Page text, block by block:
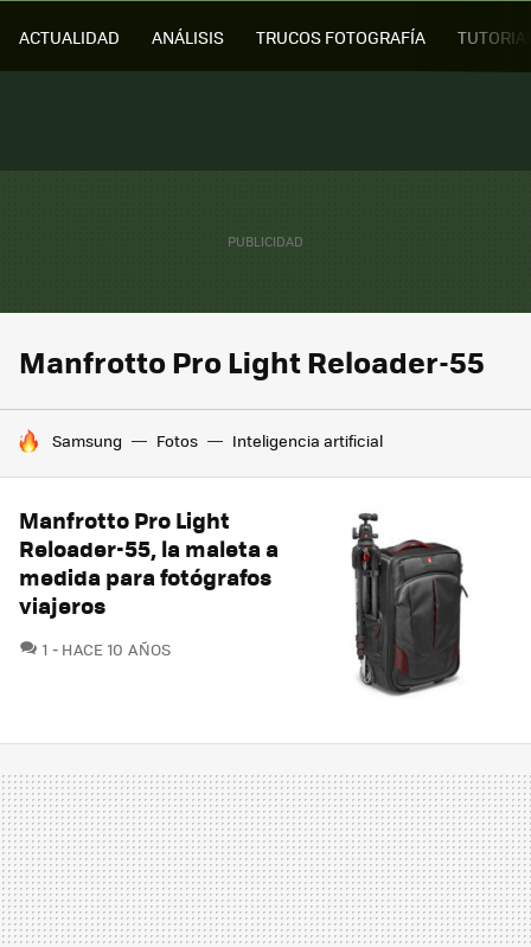
ACTUALIDAD ANÁLISIS TRUCOS FOTOGRAFÍA
Manfrotto Pro Light Reloader-55
HOY SE HABLA DE
Samsung Fotos Inteligencia artificial
Manfrotto Pro Light
Reloader-55, la maleta a
medida para fotógrafos
viajeros
1 COMENTARIOS
HACE 10 AÑOS